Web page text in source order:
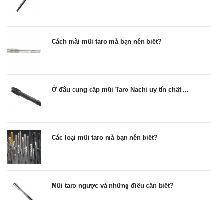
Cách mài mũi taro mà bạn nên biết?
Ở đâu cung cấp mũi Taro Nachi uy tín chất ...
Các loại mũi taro mà bạn nên biết?
Mũi taro ngược và những điều cần biết?